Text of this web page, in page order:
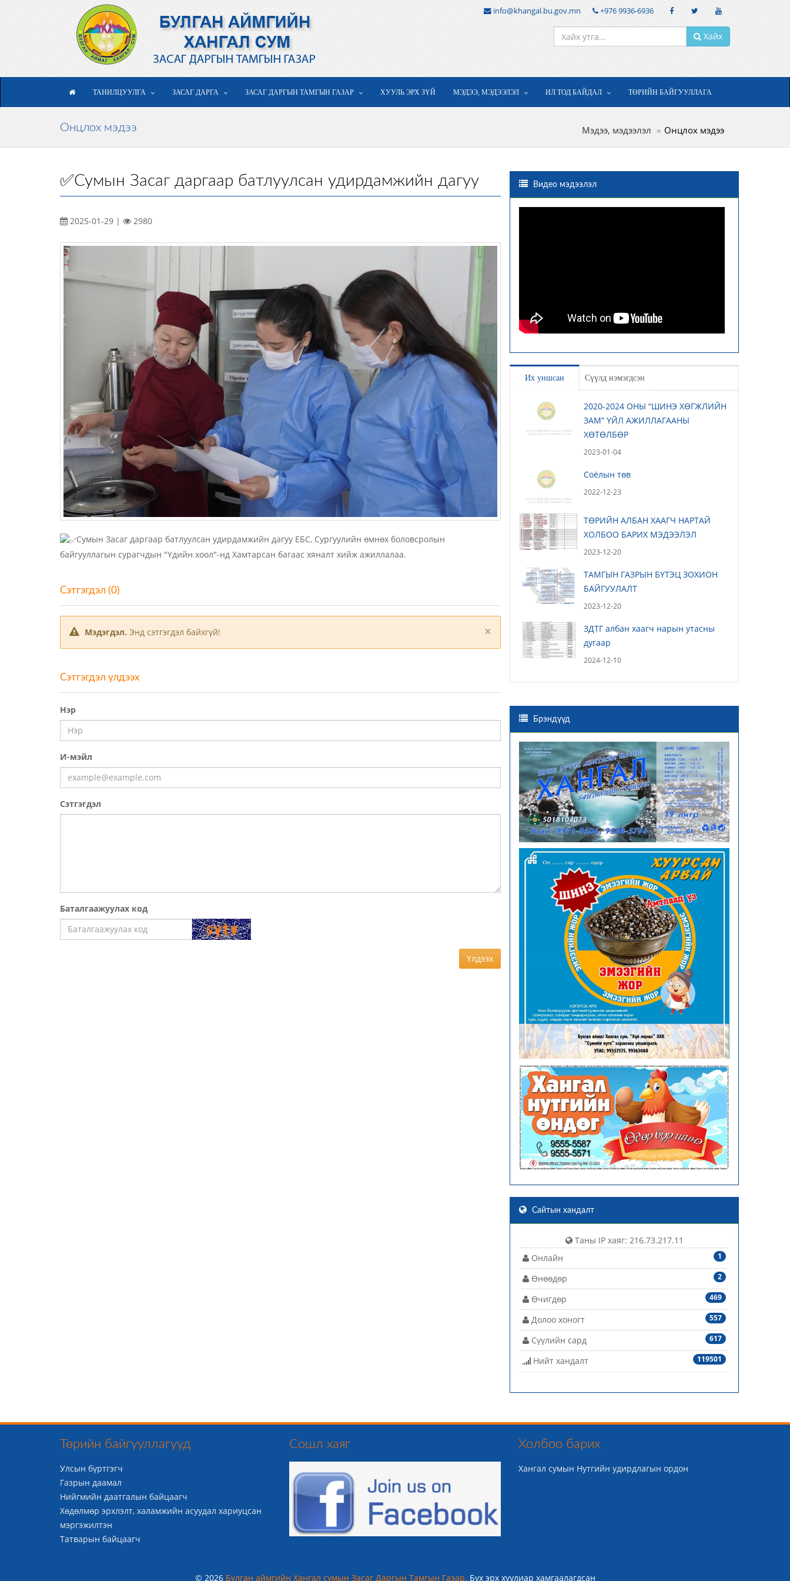
info@khangal.bu.gov.mn +976 9936-6936
Хайх
ТАНИЛЦУУЛГА ЗАСАГ ДАРГА ЗАСАГ ДАРГЫН ТАМГЫН ГАЗАР ХУУЛЬ ЭРХ ЗҮЙ МЭДЭЭ, МЭДЭЭЛЭЛ ИЛ ТОД БАЙДАЛ ТӨРИЙН БАЙГУУЛЛАГА
Онцлох мэдээ Мэдээ, мэдээлэл Онцлох мэдээ
✅Сумын Засаг даргаар батлуулсан удирдамжийн дагуу
2025-01-29 | 2980
Сумын Засаг даргаар батлуулсан удирдамжийн дагуу ЕБС, Сургуулийн өмнөх боловсролын
байгууллагын сурагчдын "Үдийн хоол"-нд Хамтарсан багаас хяналт хийж ажиллалаа.
Сэтгэгдэл (0)
×
Мэдэгдэл. Энд сэтгэгдэл байхгүй!
Сэтгэгдэл үлдээх
Нэр
И-мэйл
Сэтгэгдэл
Баталгаажуулах код
Үлдээх
Видео мэдээлэл
Их уншсан Сүүлд нэмэгдсэн
2020-2024 ОНЫ “ШИНЭ ХӨГЖЛИЙН
ЗАМ” ҮЙЛ АЖИЛЛАГААНЫ
ХӨТӨЛБӨР
2023-01-04
Соёлын төв
2022-12-23
ТӨРИЙН АЛБАН ХААГЧ НАРТАЙ
ХОЛБОО БАРИХ МЭДЭЭЛЭЛ
2023-12-20
ТАМГЫН ГАЗРЫН БҮТЭЦ ЗОХИОН
БАЙГУУЛАЛТ
2023-12-20
ЗДТГ албан хаагч нарын утасны
дугаар
2024-12-10
Брэндүүд
Сайтын хандалт
Таны IP хаяг: 216.73.217.11
1
Онлайн
2
Өнөөдөр
469
Өчигдөр
557
Долоо хоногт
617
Сүүлийн сард
119501
Нийт хандалт
Төрийн байгууллагууд
Улсын бүртгэгч
Газрын даамал
Нийгмийн даатгалын байцаагч
Хөдөлмөр эрхлэлт, халамжийн асуудал хариуцсан
мэргэжилтэн
Татварын байцаагч
Сошл хаяг Холбоо барих
Хангал сумын Нутгийн удирдлагын ордон
© 2026 Булган аймгийн Хангал сумын Засаг Даргын Тамгын Газар. Бүх эрх хуулиар хамгаалагдсан